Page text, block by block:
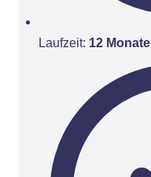
Laufzeit: 12 Monate